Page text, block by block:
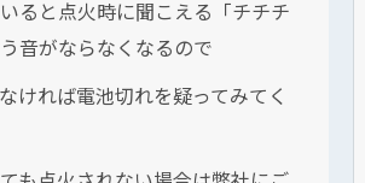
ると点火時に聞こえる「チチチ
音がならなくなるので
ければ電池切れを疑ってみてく